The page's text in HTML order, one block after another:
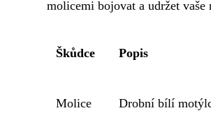
molicemi bojovat a udržet vaše
Škůdce Popis
Molice Drobní bílí